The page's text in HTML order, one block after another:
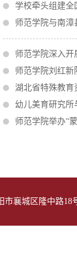
学校牵头组建全
师范学院与南
师范学院深入开
师范学院刘红
湖北省特殊教育
幼儿美育研究
师范学院举办“
市襄城区隆中路